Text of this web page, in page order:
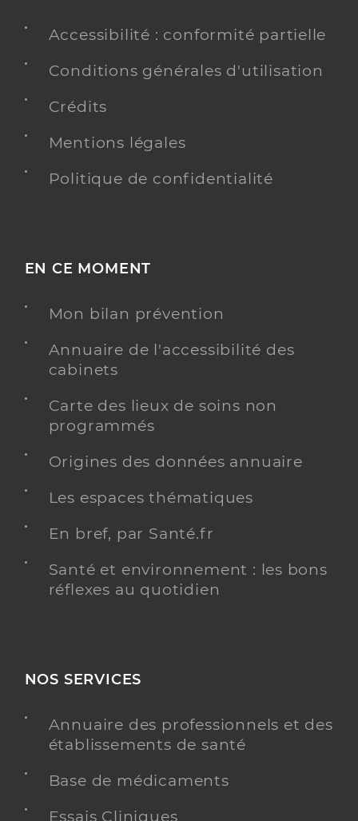
Accessibilité : conformité partielle
Conditions générales d'utilisation
Crédits
Mentions légales
Politique de confidentialité
EN CE MOMENT
Mon bilan prévention
Annuaire de l'accessibilité des
cabinets
Carte des lieux de soins non
programmés
Origines des données annuaire
Les espaces thématiques
En bref, par Santé.fr
Santé et environnement : les bons
réflexes au quotidien
NOS SERVICES
Annuaire des professionnels et des
établissements de santé
Base de médicaments
Essais Cliniques